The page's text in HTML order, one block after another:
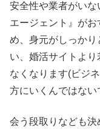
安全性や業者がい
エージェント』が
め、身元がしっか
い、婚活サイトよ
なくなります(ビジ
方にいくんではない
会う段取りなども